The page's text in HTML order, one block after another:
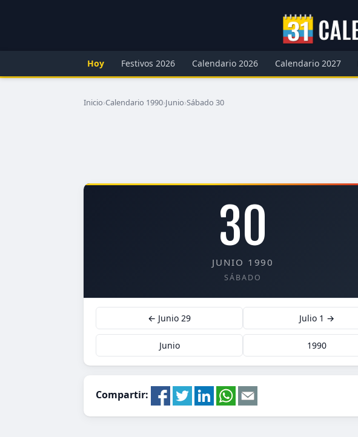
Hoy Festivos 2026 Calendario 2026 Calendario 2027
Inicio›Calendario 1990›Junio›Sábado 30
30
JUNIO 1990
SÁBADO
← Junio 29 Julio 1 →
Junio 1990
Compartir: